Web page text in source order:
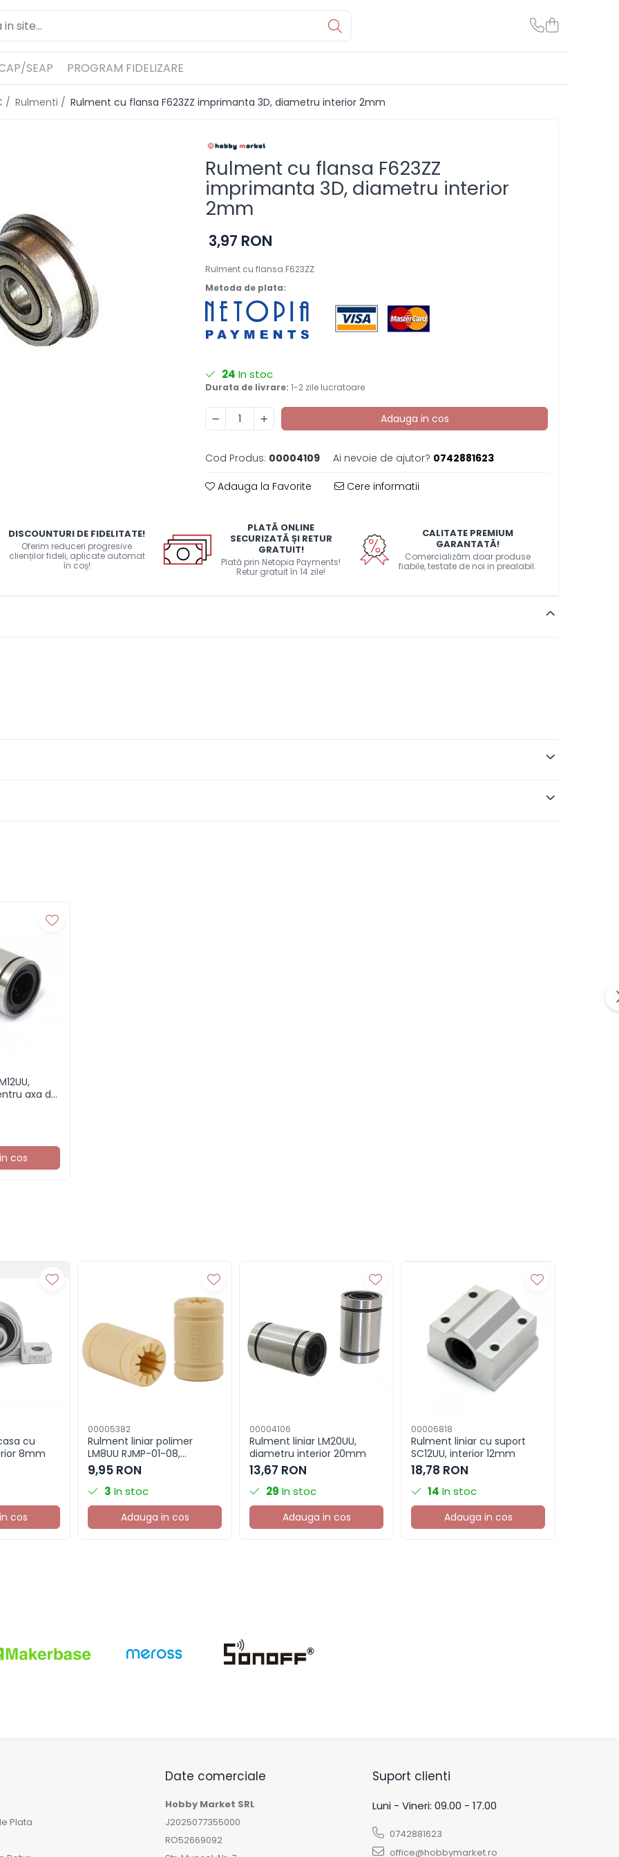
SEAP PROGRAM FIDELIZARE
/ Rulmenti / Rulment cu flansa F623ZZ imprimanta 3D, diametru interior 2mm
Rulment cu flansa F623ZZ
imprimanta 3D, diametru interior
2mm
3,97 RON
Rulment cu flansa F623ZZ
Metoda de plata:
24 In stoc
Durata de livrare: 1-2 zile lucratoare
Adauga in cos
Cod Produs: 00004109 Ai nevoie de ajutor? 0742881623
Adauga la Favorite Cere informatii
DISCOUNTURI DE FIDELITATE!
Oferim reduceri progresive
clienților fideli, aplicate automat
în coș!
PLATĂ ONLINE
SECURIZATĂ ȘI RETUR
GRATUIT!
Plată prin Netopia Payments!
Retur gratuit în 14 zile!
CALITATE PREMIUM
GARANTATĂ!
Comercializăm doar produse
fiabile, testate de noi in prealabil.
axa de
cos
cu
8mm
cos
00005382
Rulment liniar polimer
LM8UU RJMP-01-08,
8x16x25mm, pentru tija
8mm
9,95 RON
3 In stoc
Adauga in cos
00004106
Rulment liniar LM20UU,
diametru interior 20mm
13,67 RON
29 In stoc
Adauga in cos
00006818
Rulment liniar cu suport
SC12UU, interior 12mm
18,78 RON
14 In stoc
Adauga in cos
Plata
Date comerciale
Hobby Market SRL
J2025077355000
RO52669092
Suport clienti
Luni - Vineri: 09.00 - 17.00
0742881623
office@hobbymarket.ro